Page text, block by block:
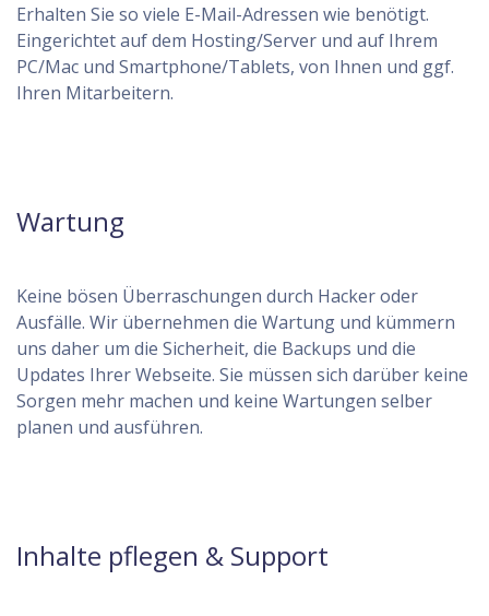
Erhalten Sie so viele E-Mail-Adressen wie benötigt.
Eingerichtet auf dem Hosting/Server und auf Ihrem
PC/Mac und Smartphone/Tablets, von Ihnen und ggf.
Ihren Mitarbeitern.
Wartung
Keine bösen Überraschungen durch Hacker oder
Ausfälle. Wir übernehmen die Wartung und kümmern
uns daher um die Sicherheit, die Backups und die
Updates Ihrer Webseite. Sie müssen sich darüber keine
Sorgen mehr machen und keine Wartungen selber
planen und ausführen.
Inhalte pflegen & Support